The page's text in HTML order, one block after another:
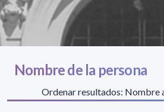
Nombre de la persona
Ordenar resultados: Nombre